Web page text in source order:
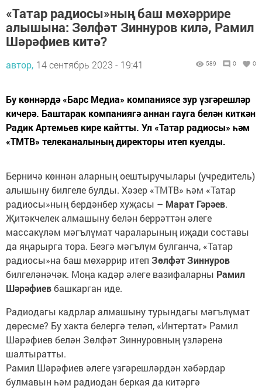
«Татар радиосы»ның баш мөхәррире
алышына: Зөлфәт Зиннуров килә, Рамил
Шәрәфиев китә?
автор, 14 сентябрь 2023 - 19:41 589 0 0
Бу көннәрдә «Барс Медиа» компаниясе зур үзгәрешләр
кичерә. Баштарак компаниягә аннан гауга белән киткән
Радик Артемьев кире кайтты. Ул «Татар радиосы» һәм
«ТМТВ» телеканалының директоры итеп куелды.
Берничә көннән аларның оештыручылары (учредитель)
алышыну билгеле булды. Хәзер «ТМТВ» һәм «Татар
радиосы»ның бердәнбер хуҗасы – Марат Гәрәев.
Җитәкчелек алмашыну белән беррәттән әлеге
массакүләм мәгълүмат чараларының иҗади составы
да яңарырга тора. Безгә мәгълүм булганча, «Татар
радиосы»на баш мөхәррир итеп Зөлфәт Зиннуров
билгеләнәчәк. Моңа кадәр әлеге вазифаларны Рамил
Шәрәфиевбашкарган иде.
Радиодагы кадрлар алмашыну турындагы мәгълүмат
дөресме? Бу хакта белергә теләп, «Интертат» Рамил
Шәрәфиев белән Зөлфәт Зиннуровның үзләренә
шалтыратты.
Рамил Шәрәфиев әлеге үзгәрешләрдән хәбәрдар
булмавын һәм радиодан беркая да китәргә